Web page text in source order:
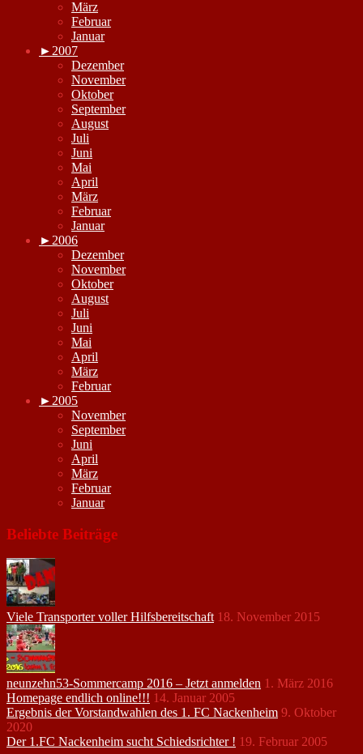
März
Februar
Januar
► 2007
Dezember
November
Oktober
September
August
Juli
Juni
Mai
April
März
Februar
Januar
► 2006
Dezember
November
Oktober
August
Juli
Juni
Mai
April
März
Februar
► 2005
November
September
Juni
April
März
Februar
Januar
Beliebte Beiträge
Viele Transporter voller Hilfsbereitschaft 18. November 2015
neunzehn53-Sommercamp 2016 – Jetzt anmelden 1. März 2016
Homepage endlich online!!! 14. Januar 2005
Ergebnis der Vorstandwahlen des 1. FC Nackenheim 9. Oktober
2020
Der 1.FC Nackenheim sucht Schiedsrichter ! 19. Februar 2005